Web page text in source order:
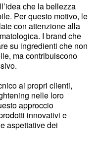
che la bellezza
Per questo motivo, le
con attenzione alla
I brand che
su ingredienti che non
ma contribuiscono
ai propri clienti,
nelle loro
approccio
innovativi e
aspettative dei